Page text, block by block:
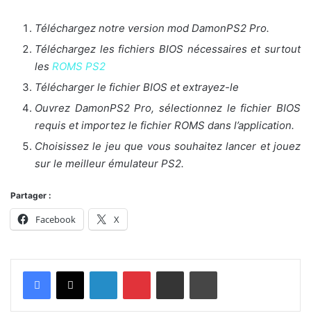
Téléchargez notre version mod DamonPS2 Pro.
Téléchargez les fichiers BIOS nécessaires et surtout
les ROMS PS2
Télécharger le fichier BIOS et extrayez-le
Ouvrez DamonPS2 Pro, sélectionnez le fichier BIOS
requis et importez le fichier ROMS dans l’application.
Choisissez le jeu que vous souhaitez lancer et jouez
sur le meilleur émulateur PS2.
Partager :
Facebook X
LinkedinPinterestPartager par email Imprimer